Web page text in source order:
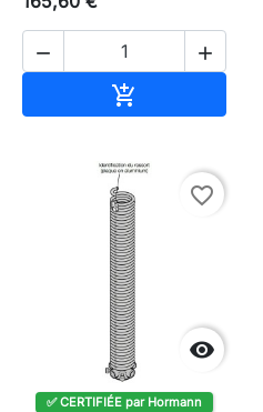
 


favorite_border
✅ CERTIFIÉE par Hormann